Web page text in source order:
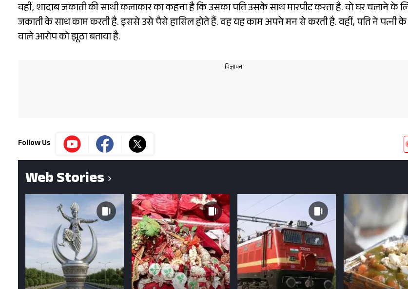
वहीं, शादाब जकाती की साथी कलाकार का कहना है कि उसका पति उसके साथ मारपीट करता है. वो घर चलाने के
जकाती के साथ काम करती है. इससे उसे पैसे हासिल होते हैं. वह यह काम अपने मन से करती है. वहीं, पति ने पत्नी के
वाले आरोप को झूठा बताया है.
Follow Us
Web Stories